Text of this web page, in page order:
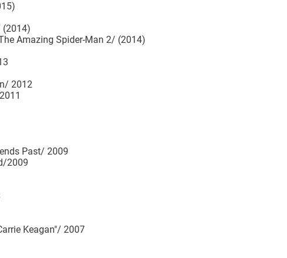
(2014)
Amazing Spider-Man 2/ (2014)
2012
Past/ 2009
2009
Keagan"/ 2007